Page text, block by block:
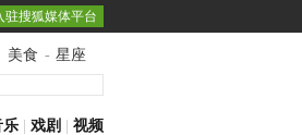
驻搜狐媒体平台
美食 - 星座
乐 戏剧 视频